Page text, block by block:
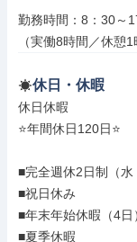
勤務時間：8：30～
（実働8時間／休憩1
休日・休暇
休日休暇
⭐年間休日120日⭐
■完全週休2日制（水
■祝日休み
■年末年始休暇（4日
■夏季休暇